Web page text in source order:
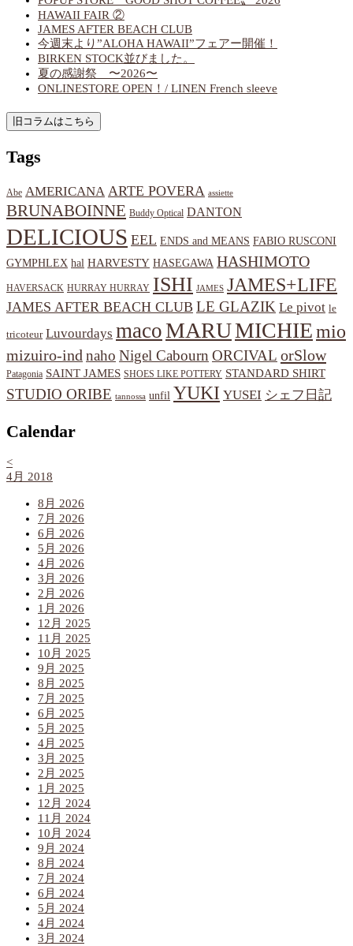
HAWAII FAIR ②
JAMES AFTER BEACH CLUB
今週末より”ALOHA HAWAII”フェアー開催！
BIRKEN STOCK並びました。
夏の感謝祭 〜2026〜
ONLINESTORE OPEN！/ LINEN French sleeve
Tags
Abe AMERICANA ARTE POVERA assiette
BRUNABOINNE Buddy Optical DANTON
DELICIOUS EEL ENDS and MEANS FABIO RUSCONI
GYMPHLEX hal HARVESTY HASEGAWA HASHIMOTO
HAVERSACK HURRAY HURRAY ISHI JAMES JAMES+LIFE
JAMES AFTER BEACH CLUB LE GLAZIK Le pivot le
tricoteur Luvourdays macoMARUMICHIEmio
mizuiro-ind naho Nigel Cabourn ORCIVAL orSlow
Patagonia SAINT JAMES SHOES LIKE POTTERY STANDARD SHIRT
STUDIO ORIBE tannossa unfil YUKI YUSEI シェフ日記
Calendar
<
4月 2018
8月 2026
7月 2026
6月 2026
5月 2026
4月 2026
3月 2026
2月 2026
1月 2026
12月 2025
11月 2025
10月 2025
9月 2025
8月 2025
7月 2025
6月 2025
5月 2025
4月 2025
3月 2025
2月 2025
1月 2025
12月 2024
11月 2024
10月 2024
9月 2024
8月 2024
7月 2024
6月 2024
5月 2024
4月 2024
3月 2024